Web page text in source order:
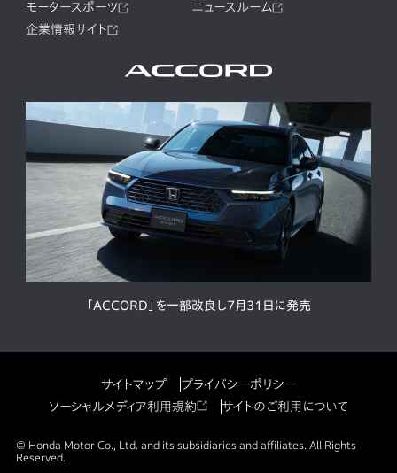
モータースポーツ
ニュースルーム
企業情報サイト
「ACCORD」を一部改良し7月31日に発売
サイトマップ
プライバシーポリシー
ソーシャルメディア利用規約
サイトのご利用について
© Honda Motor Co., Ltd. and its subsidiaries and affiliates. All Rights
Reserved.